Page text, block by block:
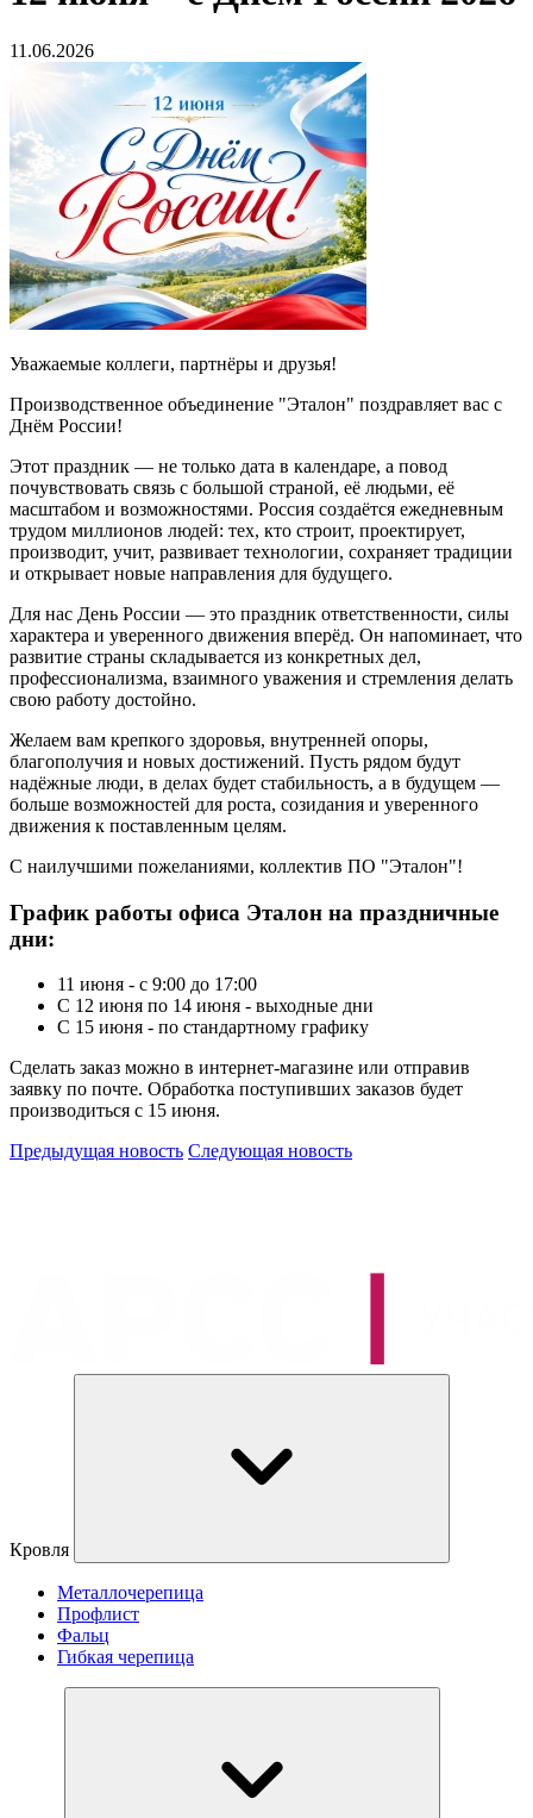
11.06.2026
Уважаемые коллеги, партнёры и друзья!
Производственное объединение "Эталон" поздравляет вас с
Днём России!
Этот праздник — не только дата в календаре, а повод
почувствовать связь с большой страной, её людьми, её
масштабом и возможностями. Россия создаётся ежедневным
трудом миллионов людей: тех, кто строит, проектирует,
производит, учит, развивает технологии, сохраняет традиции
и открывает новые направления для будущего.
Для нас День России — это праздник ответственности, силы
характера и уверенного движения вперёд. Он напоминает, что
развитие страны складывается из конкретных дел,
профессионализма, взаимного уважения и стремления делать
свою работу достойно.
Желаем вам крепкого здоровья, внутренней опоры,
благополучия и новых достижений. Пусть рядом будут
надёжные люди, в делах будет стабильность, а в будущем —
больше возможностей для роста, созидания и уверенного
движения к поставленным целям.
С наилучшими пожеланиями, коллектив ПО "Эталон"!
График работы офиса Эталон на праздничные
дни:
11 июня - с 9:00 до 17:00
С 12 июня по 14 июня - выходные дни
С 15 июня - по стандартному графику
Сделать заказ можно в интернет-магазине или отправив
заявку по почте. Обработка поступивших заказов будет
производиться с 15 июня.
Предыдущая новость Следующая новость
Кровля
Металлочерепица
Профлист
Фальц
Гибкая черепица